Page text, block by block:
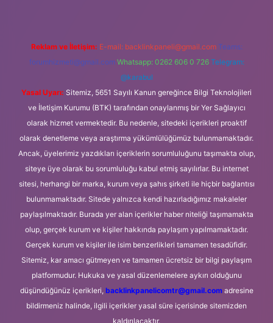
Reklam ve İletişim: E-mail: backlinkpaneli@gmail.com Teams:
forumhizmeti@gmail.com Whatsapp: 0262 606 0 726 Telegram:
@karabul
Yasal Uyarı: Sitemiz, 5651 Sayılı Kanun gereğince Bilgi Teknolojileri
ve İletişim Kurumu (BTK) tarafından onaylanmış bir Yer Sağlayıcı
olarak hizmet vermektedir. Bu nedenle, sitedeki içerikleri proaktif
olarak denetleme veya araştırma yükümlülüğümüz bulunmamaktadır.
Ancak, üyelerimiz yazdıkları içeriklerin sorumluluğunu taşımakta olup,
siteye üye olarak bu sorumluluğu kabul etmiş sayılırlar. Bu internet
sitesi, herhangi bir marka, kurum veya şahıs şirketi ile hiçbir bağlantısı
bulunmamaktadır. Sitede yalnızca kendi hazırladığımız makaleler
paylaşılmaktadır. Burada yer alan içerikler haber niteliği taşımamakta
olup, gerçek kurum ve kişiler hakkında paylaşım yapılmamaktadır.
Gerçek kurum ve kişiler ile isim benzerlikleri tamamen tesadüfidir.
Sitemiz, kar amacı gütmeyen ve tamamen ücretsiz bir bilgi paylaşım
platformudur. Hukuka ve yasal düzenlemelere aykırı olduğunu
düşündüğünüz içerikleri, backlinkpanelicomtr@gmail.comadresine
bildirmeniz halinde, ilgili içerikler yasal süre içerisinde sitemizden
kaldırılacaktır.